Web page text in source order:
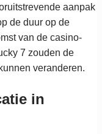
aanpak
de duur op de
van de casino-
7 zouden de
veranderen.
in